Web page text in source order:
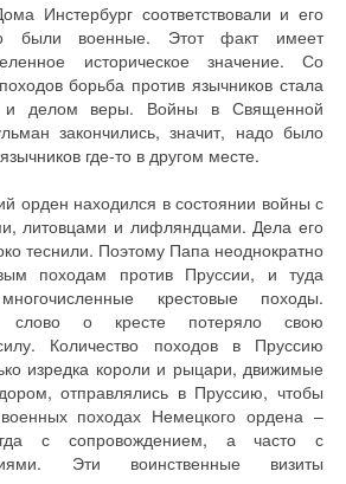
Инстербург соответствовали и его
были военные. Этот факт имеет
историческое значение. Со
борьба против язычников стала
и делом веры. Войны в Священной
закончились, значит, надо было
где-то в другом месте.
орден находился в состоянии войны с
литовцами и лифляндцами. Дела его
теснили. Поэтому Папа неоднократно
походам против Пруссии, и туда
крестовые походы.
слово о кресте потеряло свою
Количество походов в Пруссию
изредка короли и рыцари, движимые
отправлялись в Пруссию, чтобы
походах Немецкого ордена –
с сопровождением, а часто с
Эти воинственные визиты